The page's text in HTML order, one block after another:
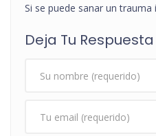
Si se puede sanar un trauma
Deja Tu Respuesta